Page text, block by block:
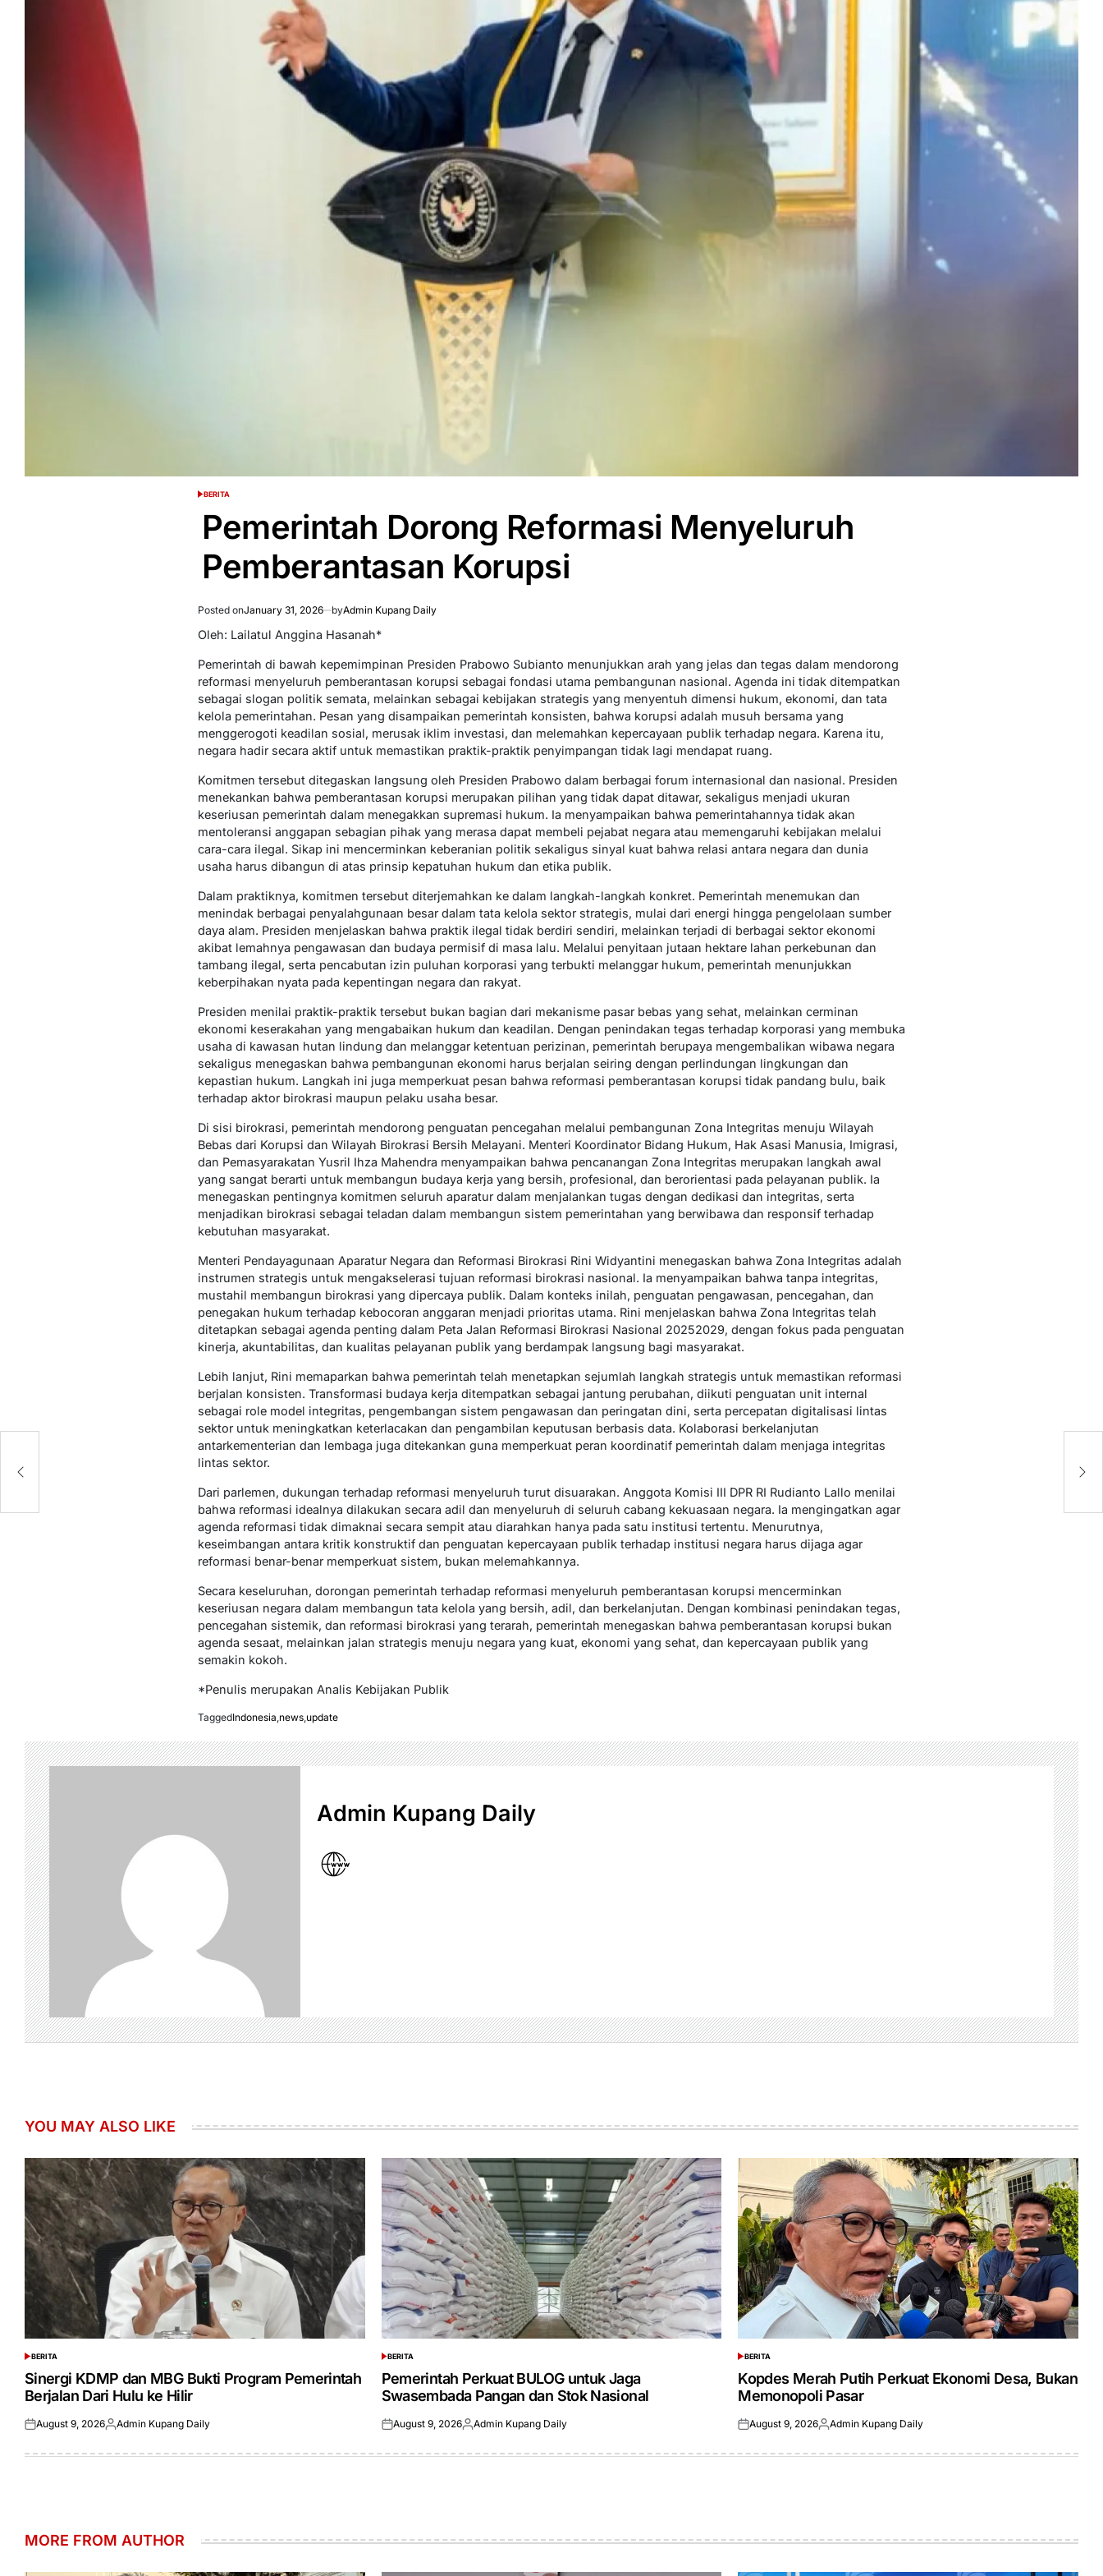
POSTED
BERITA
Pemerintah Dorong Reformasi Menyeluruh
Pemberantasan Korupsi
Posted onJanuary 31, 2026 byAdmin Kupang Daily
Oleh: Lailatul Anggina Hasanah*
Pemerintah di bawah kepemimpinan Presiden Prabowo Subianto menunjukkan arah yang jelas dan tegas dalam mendorong
reformasi menyeluruh pemberantasan korupsi sebagai fondasi utama pembangunan nasional. Agenda ini tidak ditempatkan
sebagai slogan politik semata, melainkan sebagai kebijakan strategis yang menyentuh dimensi hukum, ekonomi, dan tata
kelola pemerintahan. Pesan yang disampaikan pemerintah konsisten, bahwa korupsi adalah musuh bersama yang
menggerogoti keadilan sosial, merusak iklim investasi, dan melemahkan kepercayaan publik terhadap negara. Karena itu,
negara hadir secara aktif untuk memastikan praktik-praktik penyimpangan tidak lagi mendapat ruang.
Komitmen tersebut ditegaskan langsung oleh Presiden Prabowo dalam berbagai forum internasional dan nasional. Presiden
menekankan bahwa pemberantasan korupsi merupakan pilihan yang tidak dapat ditawar, sekaligus menjadi ukuran
keseriusan pemerintah dalam menegakkan supremasi hukum. Ia menyampaikan bahwa pemerintahannya tidak akan
mentoleransi anggapan sebagian pihak yang merasa dapat membeli pejabat negara atau memengaruhi kebijakan melalui
cara-cara ilegal. Sikap ini mencerminkan keberanian politik sekaligus sinyal kuat bahwa relasi antara negara dan dunia
usaha harus dibangun di atas prinsip kepatuhan hukum dan etika publik.
Dalam praktiknya, komitmen tersebut diterjemahkan ke dalam langkah-langkah konkret. Pemerintah menemukan dan
menindak berbagai penyalahgunaan besar dalam tata kelola sektor strategis, mulai dari energi hingga pengelolaan sumber
daya alam. Presiden menjelaskan bahwa praktik ilegal tidak berdiri sendiri, melainkan terjadi di berbagai sektor ekonomi
akibat lemahnya pengawasan dan budaya permisif di masa lalu. Melalui penyitaan jutaan hektare lahan perkebunan dan
tambang ilegal, serta pencabutan izin puluhan korporasi yang terbukti melanggar hukum, pemerintah menunjukkan
keberpihakan nyata pada kepentingan negara dan rakyat.
Presiden menilai praktik-praktik tersebut bukan bagian dari mekanisme pasar bebas yang sehat, melainkan cerminan
ekonomi keserakahan yang mengabaikan hukum dan keadilan. Dengan penindakan tegas terhadap korporasi yang membuka
usaha di kawasan hutan lindung dan melanggar ketentuan perizinan, pemerintah berupaya mengembalikan wibawa negara
sekaligus menegaskan bahwa pembangunan ekonomi harus berjalan seiring dengan perlindungan lingkungan dan
kepastian hukum. Langkah ini juga memperkuat pesan bahwa reformasi pemberantasan korupsi tidak pandang bulu, baik
terhadap aktor birokrasi maupun pelaku usaha besar.
Di sisi birokrasi, pemerintah mendorong penguatan pencegahan melalui pembangunan Zona Integritas menuju Wilayah
Bebas dari Korupsi dan Wilayah Birokrasi Bersih Melayani. Menteri Koordinator Bidang Hukum, Hak Asasi Manusia, Imigrasi,
dan Pemasyarakatan Yusril Ihza Mahendra menyampaikan bahwa pencanangan Zona Integritas merupakan langkah awal
yang sangat berarti untuk membangun budaya kerja yang bersih, profesional, dan berorientasi pada pelayanan publik. Ia
menegaskan pentingnya komitmen seluruh aparatur dalam menjalankan tugas dengan dedikasi dan integritas, serta
menjadikan birokrasi sebagai teladan dalam membangun sistem pemerintahan yang berwibawa dan responsif terhadap
kebutuhan masyarakat.
Menteri Pendayagunaan Aparatur Negara dan Reformasi Birokrasi Rini Widyantini menegaskan bahwa Zona Integritas adalah
instrumen strategis untuk mengakselerasi tujuan reformasi birokrasi nasional. Ia menyampaikan bahwa tanpa integritas,
mustahil membangun birokrasi yang dipercaya publik. Dalam konteks inilah, penguatan pengawasan, pencegahan, dan
penegakan hukum terhadap kebocoran anggaran menjadi prioritas utama. Rini menjelaskan bahwa Zona Integritas telah
ditetapkan sebagai agenda penting dalam Peta Jalan Reformasi Birokrasi Nasional 20252029, dengan fokus pada penguatan
kinerja, akuntabilitas, dan kualitas pelayanan publik yang berdampak langsung bagi masyarakat.
Lebih lanjut, Rini memaparkan bahwa pemerintah telah menetapkan sejumlah langkah strategis untuk memastikan reformasi
berjalan konsisten. Transformasi budaya kerja ditempatkan sebagai jantung perubahan, diikuti penguatan unit internal
sebagai role model integritas, pengembangan sistem pengawasan dan peringatan dini, serta percepatan digitalisasi lintas
sektor untuk meningkatkan keterlacakan dan pengambilan keputusan berbasis data. Kolaborasi berkelanjutan
antarkementerian dan lembaga juga ditekankan guna memperkuat peran koordinatif pemerintah dalam menjaga integritas
lintas sektor.
Dari parlemen, dukungan terhadap reformasi menyeluruh turut disuarakan. Anggota Komisi III DPR RI Rudianto Lallo menilai
bahwa reformasi idealnya dilakukan secara adil dan menyeluruh di seluruh cabang kekuasaan negara. Ia mengingatkan agar
agenda reformasi tidak dimaknai secara sempit atau diarahkan hanya pada satu institusi tertentu. Menurutnya,
keseimbangan antara kritik konstruktif dan penguatan kepercayaan publik terhadap institusi negara harus dijaga agar
reformasi benar-benar memperkuat sistem, bukan melemahkannya.
Secara keseluruhan, dorongan pemerintah terhadap reformasi menyeluruh pemberantasan korupsi mencerminkan
keseriusan negara dalam membangun tata kelola yang bersih, adil, dan berkelanjutan. Dengan kombinasi penindakan tegas,
pencegahan sistemik, dan reformasi birokrasi yang terarah, pemerintah menegaskan bahwa pemberantasan korupsi bukan
agenda sesaat, melainkan jalan strategis menuju negara yang kuat, ekonomi yang sehat, dan kepercayaan publik yang
semakin kokoh.
*Penulis merupakan Analis Kebijakan Publik
TaggedIndonesia,news,update
Admin Kupang Daily
YOU MAY ALSO LIKE
POSTED
IN
BERITA
Sinergi KDMP dan MBG Bukti Program Pemerintah
Berjalan Dari Hulu ke Hilir
Posted
August 9, 2026Posted
Admin Kupang Daily
POSTED
IN
BERITA
Pemerintah Perkuat BULOG untuk Jaga
Swasembada Pangan dan Stok Nasional
Posted
August 9, 2026Posted
Admin Kupang Daily
POSTED
IN
BERITA
Kopdes Merah Putih Perkuat Ekonomi Desa, Bukan
Memonopoli Pasar
Posted
August 9, 2026Posted
Admin Kupang Daily
MORE FROM AUTHOR